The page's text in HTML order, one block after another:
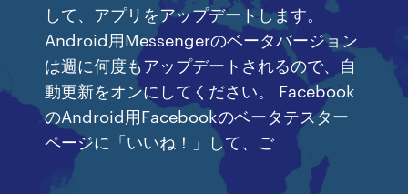
して、アプリをアップデートします。
Android用Messengerのベータバージョン
は週に何度もアップデートされるので、自
動更新をオンにしてください。 Facebook
のAndroid用Facebookのベータテスター
ページに「いいね！」して、ご